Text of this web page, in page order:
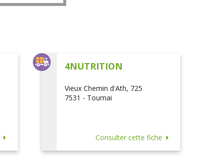
4NUTRITION
Vieux Chemin d'Ath, 725
7531 - Tournai
Consulter cette fiche